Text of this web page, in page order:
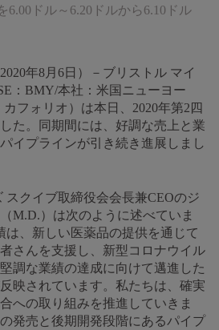
6.00ドル～6.20ドルから6.10ドル
年8月6日）－ブリストル マイ
：BMY/本社：米国ニューヨー
フォリオ）は本日、2020年第2四
た。同期間には、好調な売上と業
イプラインが引き続き進展しまし
スクイブ取締役会会長兼CEOのジ
M.D.）は次のように述べていま
は、新しい医薬品の提供を通じて
さんを支援し、新型コロナウイル
調な業績の達成に向けて邁進した
映されています。私たちは、確実
への取り組みを推進していきま
発売と後期開発段階にあるパイプ